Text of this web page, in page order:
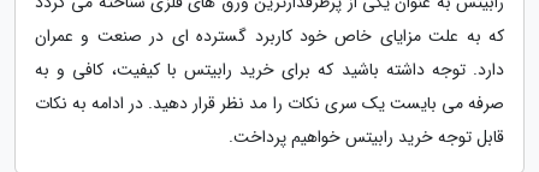
که به علت مزایای خاص خود کاربرد گسترده ای در صنعت و عمران
دارد. توجه داشته باشید که برای خرید رابیتس با کیفیت، کافی و به
صرفه می بایست یک سری نکات را مد نظر قرار دهید. در ادامه به نکات
قابل توجه خرید رابیتس خواهیم پرداخت.